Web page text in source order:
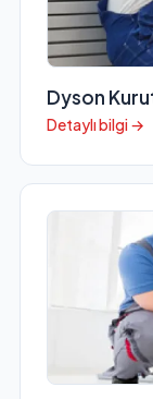
Dyson
Detaylı bilgi →